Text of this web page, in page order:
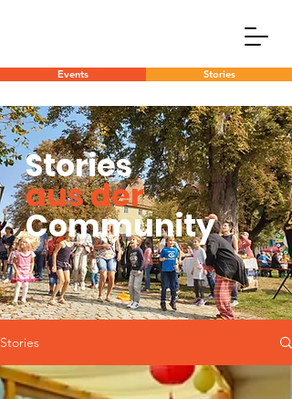
Events Stories
Stories
aus der
Community
Stories